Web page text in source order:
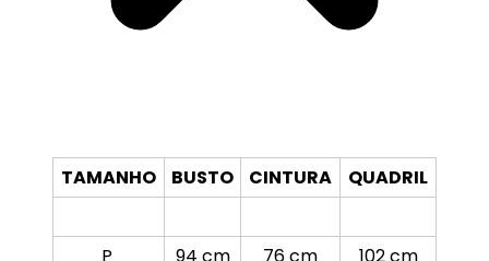
TAMANHO BUSTO CINTURA QUADRIL